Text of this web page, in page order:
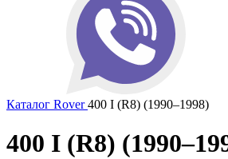
Каталог Rover 400 I (R8) (1990–1998)
400 I (R8)